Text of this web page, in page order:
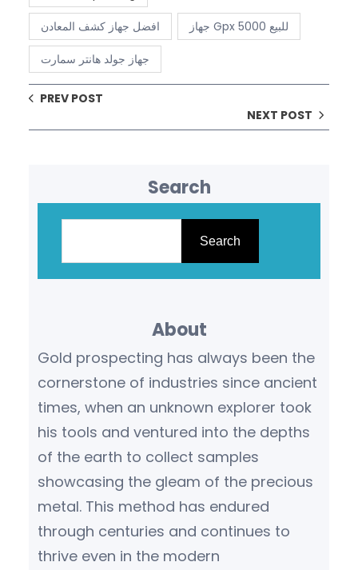
افضل جهاز كشف المعادن جهاز Gpx 5000 للبيع
جهاز جولد هانتر سمارت
PREV POST
NEXT POST
Search
Search
About
Gold prospecting has always been the
cornerstone of industries since ancient
times, when an unknown explorer took
his tools and ventured into the depths
of the earth to collect samples
showcasing the gleam of the precious
metal. This method has endured
through centuries and continues to
thrive even in the modern